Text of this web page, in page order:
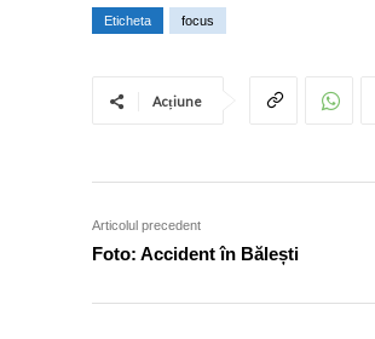
Eticheta focus
Acțiune
Articolul precedent
Foto: Accident în Bălești